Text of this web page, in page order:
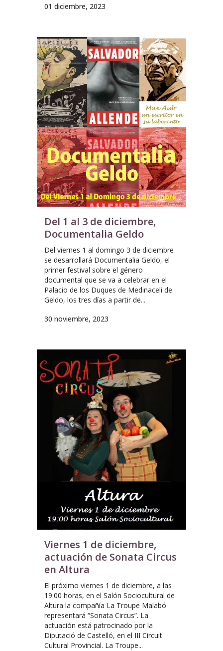
01 diciembre, 2023
Del 1 al 3 de diciembre,
Documentalia Geldo
Del viernes 1 al domingo 3 de diciembre
se desarrollará Documentalia Geldo, el
primer festival sobre el género
documental que se va a celebrar en el
Palacio de los Duques de Medinaceli de
Geldo, los tres días a partir de...
30 noviembre, 2023
Viernes 1 de diciembre,
actuación de Sonata Circus
en Altura
El próximo viernes 1 de diciembre, a las
19:00 horas, en el Salón Sociocultural de
Altura la compañía La Troupe Malabó
representará “Sonata Circus”. La
actuación está patrocinado por la
Diputació de Castelló, en el III Circuit
Cultural Provincial. La Troupe...